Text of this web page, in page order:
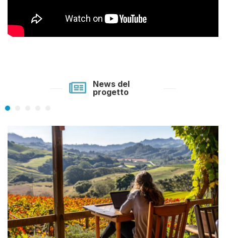
News del
progetto